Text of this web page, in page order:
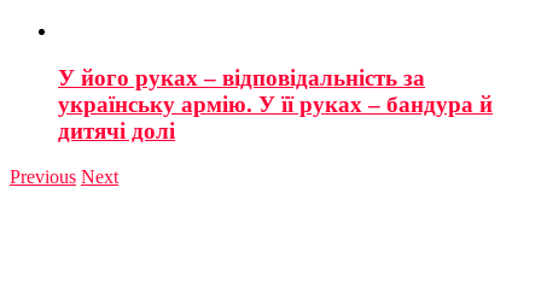
У його руках – відповідальність за
українську армію. У її руках – бандура й
дитячі долі
Previous Next